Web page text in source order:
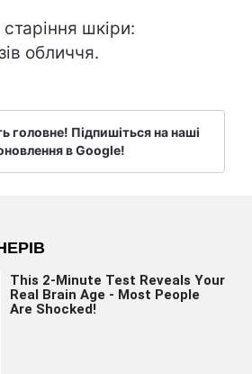
шкіри:
обличчя.
головне! Підпишіться на наші
в Google!